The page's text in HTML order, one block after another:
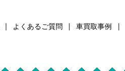
よくあるご質問 車買取事例